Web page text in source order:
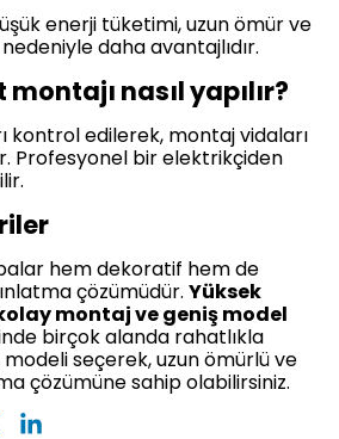
enerji tüketimi, uzun ömür ve
nedeniyle daha avantajlıdır.
nasıl yapılır?
kontrol edilerek, montaj vidaları
Profesyonel bir elektrikçiden
hem dekoratif hem de
çözümüdür. Yüksek
montaj ve geniş model
birçok alanda rahatlıkla
modeli seçerek, uzun ömürlü ve
çözümüne sahip olabilirsiniz.